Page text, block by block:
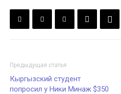
Предыдущая статья
Кыргызский студент
попросил у Ники Минаж $350